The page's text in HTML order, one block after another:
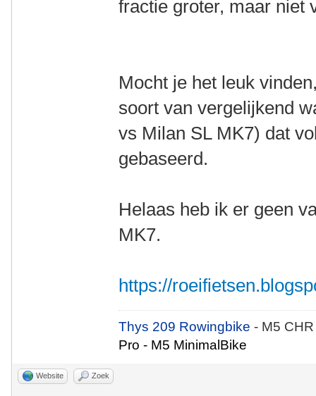
fractie groter, maar niet
Mocht je het leuk
soort van vergelijkend
vs Milan SL MK7) dat
gebaseerd.
Helaas heb ik er geen
MK7.
https://
Thys 209 Rowingbike- M5
Pro - M5 MinimalBike
Website Zoek